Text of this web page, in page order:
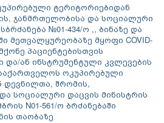
ტერიტორიებიდან
ჯანმრთელობისა და სოციალური
ბრძანება №01-434/ო ,, ბინაზე და
მეთვალყურეობაზე მყოფი COVID-
პაციენტებისთვის
ან ინსტრუმენტული კვლევების
საქართველოს ოკუპირებული
დევნილთა, შრომის,
სოციალური დაცვის მინისტრის
N01-561/ო ბრძანებაში
თაობაზე